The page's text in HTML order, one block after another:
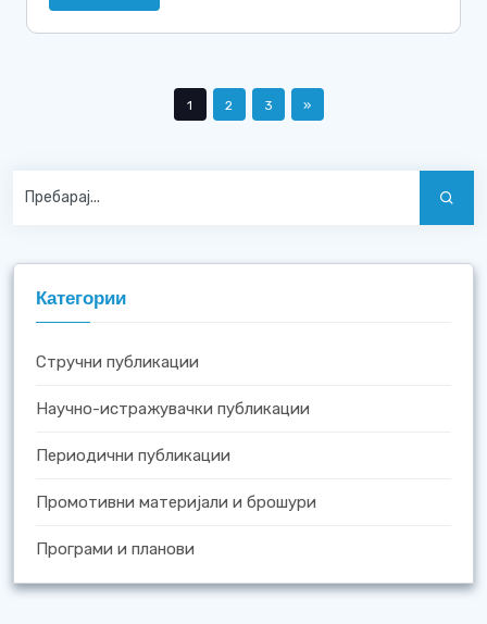
1 2 3 »
Категории
Стручни публикации
Научно-истражувачки публикации
Периодични публикации
Промотивни материјали и брошури
Програми и планови